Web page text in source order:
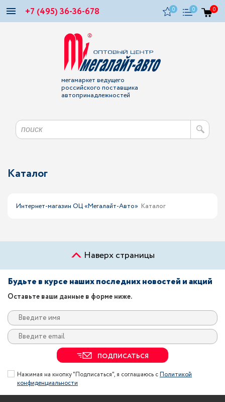
+7 (495) 36-36-678 0 0 0
мегамаркет ведущего
российского поставщика
автопринадлежностей
Каталог
Интернет-магазин ОЦ «Мегалайт-Авто» Каталог
Наверх страницы
Будьте в курсе наших последних новостей и акций
Оставьте ваши данные в форме ниже.
ПОДПИСАТЬСЯ
Нажимая на кнопку "Подписаться", я соглашаюсь сПолитикой
конфиденциальности